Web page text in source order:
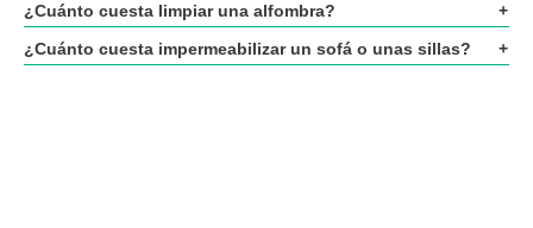
¿Cuánto cuesta limpiar una alfombra?
¿Cuánto cuesta impermeabilizar un sofá o unas sillas?